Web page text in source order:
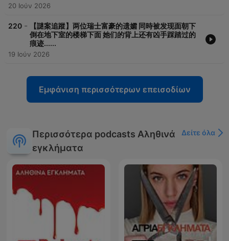
20 Ιούν 2026
220 -
【謎案追蹤】两位瑞士富豪的遗孀 同時被发现面朝下
倒在地下室的楼梯下面 她们的背上还有凶手踩踏过的
痕迹......
19 Ιούν 2026
Εμφάνιση περισσότερων επεισοδίων
Περισσότερα podcasts Αληθινά
εγκλήματα
Δείτε όλα